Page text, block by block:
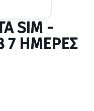
SIM -
7 ΗΜΕΡΕΣ